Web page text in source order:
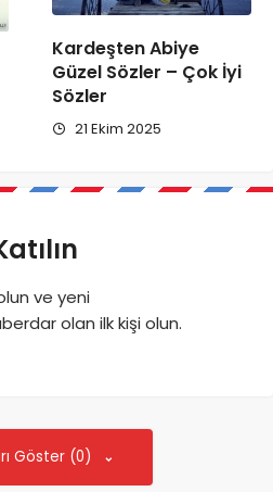
Kardeşten Abiye
Güzel Sözler – Çok İyi
Sözler
21 Ekim 2025
ve yeni
olan ilk kişi olun.
Göster (0)